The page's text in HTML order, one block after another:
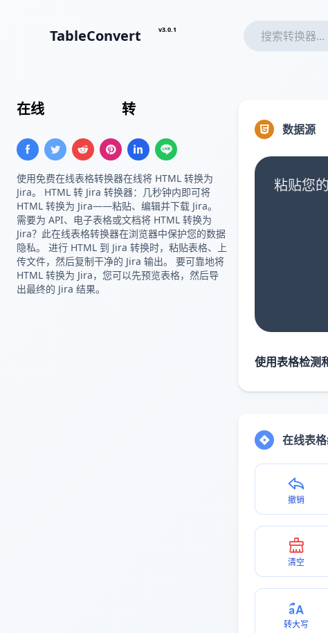
TableConvert v3.0.1
在线 转
使用免费在线表格转换器在线将 HTML 转换为
Jira。 HTML 转 Jira 转换器：几秒钟内即可将
HTML 转换为 Jira——粘贴、编辑并下载 Jira。
需要为 API、电子表格或文档将 HTML 转换为
Jira？此在线表格转换器在浏览器中保护您的数据
隐私。 进行 HTML 到 Jira 转换时，粘贴表格、上
传文件，然后复制干净的 Jira 输出。 要可靠地将
HTML 转换为 Jira，您可以先预览表格，然后导
出最终的 Jira 结果。
数据源
粘贴您
使用表格检测
在线表
撤销
清空
转大写